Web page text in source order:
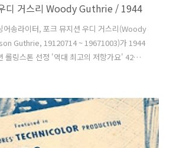
디 거스리 Woody Guthrie / 1944
송라이터, 포크 뮤지션 우디 거스리(Woody
Guthrie, 19120714 ~ 19671003)가 1944
롤링스톤 선정 '역대 최고의 저항가요' 42위
. 우디는 회고록인 에서 제2차 세계대전 중
리 뮤지션이 무엇을 할 수 있는지 보여줄 것입
부른다. 가사는 2차 대전 중 저먼 지도자 히틀
아 지도자 무솔리니(Benito Andrea
되는 파시스트가 패할 것이라고 말하..